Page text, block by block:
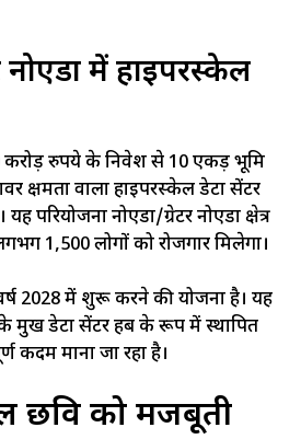
नोएडा में हाइपरस्केल
करोड़ रुपये के निवेश से 10 एकड़ भूमि
क्षमता वाला हाइपरस्केल डेटा सेंटर
परियोजना नोएडा/ग्रेटर नोएडा क्षेत्र
1,500 लोगों को रोजगार मिलेगा।
2028 में शुरू करने की योजना है। यह
प्रमुख डेटा सेंटर हब के रूप में स्थापित
कदम माना जा रहा है।
छवि को मजबूती